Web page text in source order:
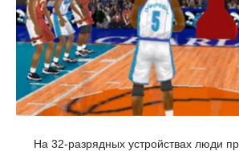
На 32-разрядных устройствах люди